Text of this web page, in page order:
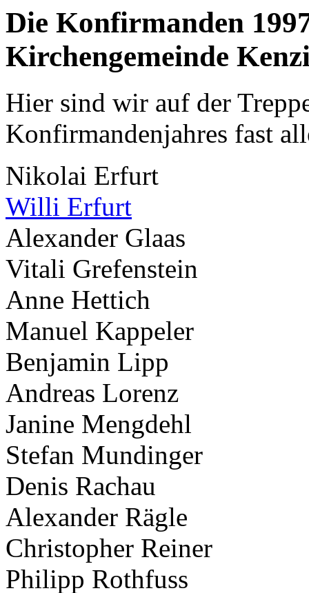
Die Konfirmanden
Kirchengemeinde
Hier sind wir auf der
Konfirmandenjahres fast
Nikolai Erfurt
Willi Erfurt
Alexander Glaas
Vitali Grefenstein
Anne Hettich
Manuel Kappeler
Benjamin Lipp
Andreas Lorenz
Janine Mengdehl
Stefan Mundinger
Denis Rachau
Alexander Rägle
Christopher Reiner
Philipp Rothfuss